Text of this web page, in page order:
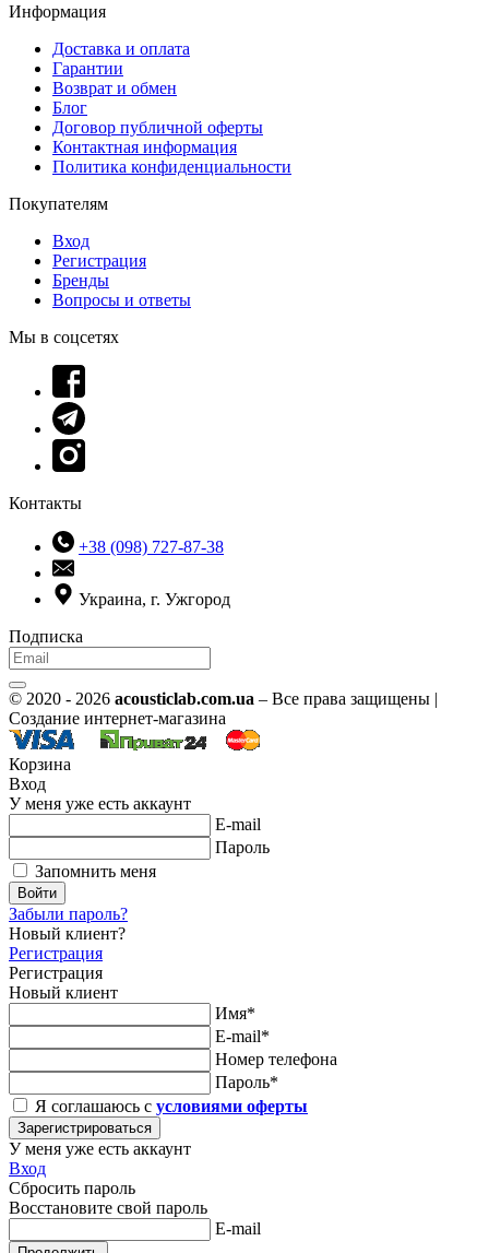
Информация
Доставка и оплата
Гарантии
Возврат и обмен
Блог
Договор публичной оферты
Контактная информация
Политика конфиденциальности
Покупателям
Вход
Регистрация
Бренды
Вопросы и ответы
Мы в соцсетях
Контакты
+38 (098) 727-87-38
Украина, г. Ужгород
Подписка
© 2020 - 2026 acousticlab.com.ua – Все права защищены |
Создание интернет-магазина
Корзина
Вход
У меня уже есть аккаунт
E-mail
Пароль
Запомнить меня
Войти
Забыли пароль?
Новый клиент?
Регистрация
Регистрация
Новый клиент
Имя*
E-mail*
Номер телефона
Пароль*
Я соглашаюсь с условиями оферты
Зарегистрироваться
У меня уже есть аккаунт
Вход
Сбросить пароль
Восстановите свой пароль
E-mail